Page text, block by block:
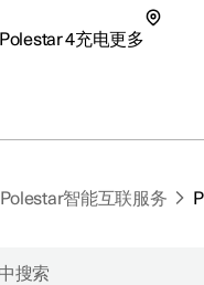
Polestar 4充电更多
Polestar智能互联服务